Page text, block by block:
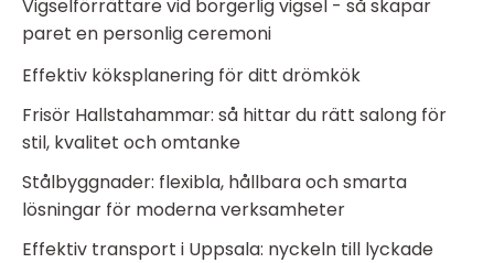
Vigselförrättare vid borgerlig vigsel - så skapar
paret en personlig ceremoni
Effektiv köksplanering för ditt drömkök
Frisör Hallstahammar: så hittar du rätt salong för
stil, kvalitet och omtanke
Stålbyggnader: flexibla, hållbara och smarta
lösningar för moderna verksamheter
Effektiv transport i Uppsala: nyckeln till lyckade